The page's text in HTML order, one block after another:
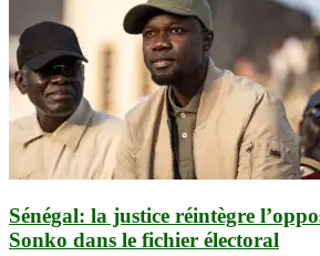
Sénégal: la justice réintègre
Sonko dans le fichier électoral